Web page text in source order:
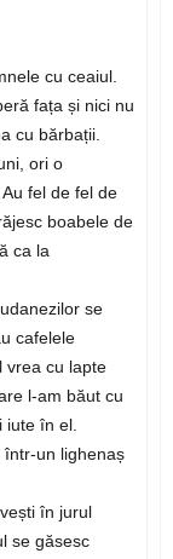
cu ceaiul.
fața și nici nu
cu bărbații.
ori o
fel de fel de
boabele de
ca la
se
cafelele
vrea cu lapte
l-am băut cu
iute în el.
într-un lighenaș
în jurul
se găsesc